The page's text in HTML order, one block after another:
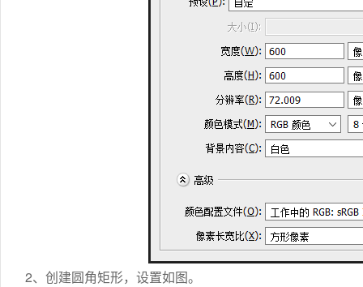
2、创建圆角矩形，设置如图。